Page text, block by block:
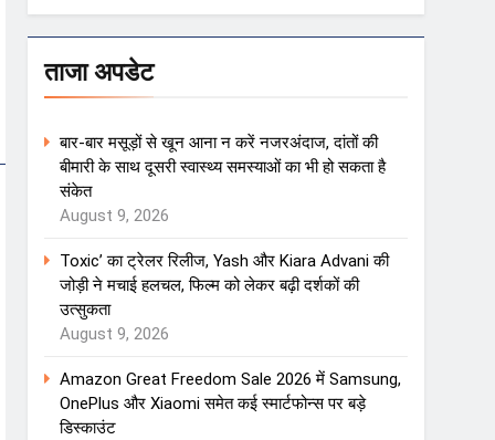
ताजा अपडेट
बार-बार मसूड़ों से खून आना न करें नजरअंदाज, दांतों की
बीमारी के साथ दूसरी स्वास्थ्य समस्याओं का भी हो सकता है
संकेत
August 9, 2026
Toxic’ का ट्रेलर रिलीज, Yash और Kiara Advani की
जोड़ी ने मचाई हलचल, फिल्म को लेकर बढ़ी दर्शकों की
उत्सुकता
August 9, 2026
Amazon Great Freedom Sale 2026 में Samsung,
OnePlus और Xiaomi समेत कई स्मार्टफोन्स पर बड़े
डिस्काउंट